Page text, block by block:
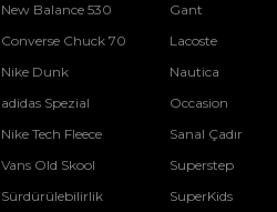
New Balance 530
Converse Chuck 70
Nike Dunk
adidas Spezial
Nike Tech Fleece
Vans Old Skool
Sürdürülebilirlik
Gant
Lacoste
Nautica
Occasion
Sanal Çadır
Superstep
SuperKids